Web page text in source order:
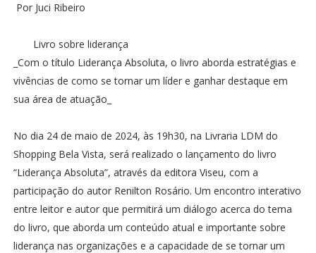
Por Juci Ribeiro
Livro sobre liderança
_Com o título Liderança Absoluta, o livro aborda estratégias e
vivências de como se tornar um líder e ganhar destaque em
sua área de atuação_
No dia 24 de maio de 2024, às 19h30, na Livraria LDM do
Shopping Bela Vista, será realizado o lançamento do livro
“Liderança Absoluta”, através da editora Viseu, com a
participação do autor Renilton Rosário. Um encontro interativo
entre leitor e autor que permitirá um diálogo acerca do tema
do livro, que aborda um conteúdo atual e importante sobre
liderança nas organizações e a capacidade de se tornar um